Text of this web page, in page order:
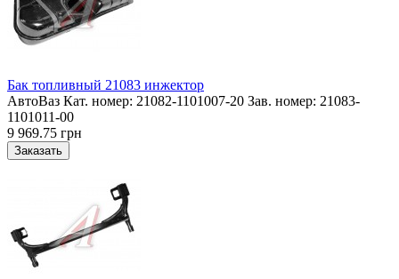
Бак топливный 21083 инжектор
АвтоВаз Кат. номер: 21082-1101007-20 Зав. номер: 21083-
1101011-00
9 969.75 грн